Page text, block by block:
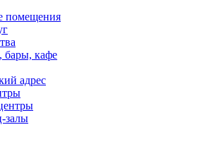
помещения
бары, кафе
адрес
залы